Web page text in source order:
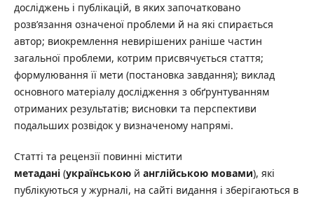
досліджень і публікацій, в яких започатковано
розв’язання означеної проблеми й на які спирається
автор; виокремлення невирішених раніше частин
загальної проблеми, котрим присвячується стаття;
формулювання її мети (постановка завдання); виклад
основного матеріалу дослідження з обґрунтуванням
отриманих результатів; висновки та перспективи
подальших розвідок у визначеному напрямі.
Статті та рецензії повинні містити
метадані (українськоюй англійською мовами), які
публікуються у журналі, на сайті видання і зберігаються в